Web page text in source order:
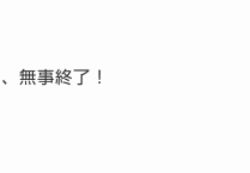
無事終了！